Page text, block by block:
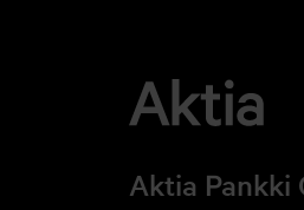
Aktia Pankki